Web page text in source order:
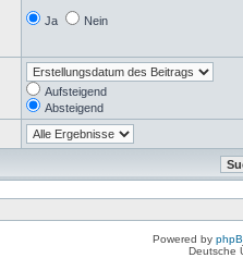
Ja Nein
Aufsteigend
Absteigend
Powered by
Deutsche